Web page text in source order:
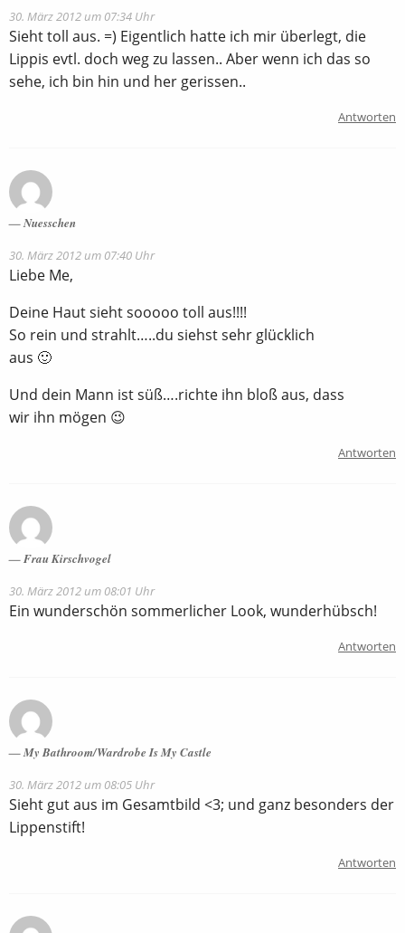
30. März 2012 um 07:34 Uhr
Sieht toll aus. =) Eigentlich hatte ich mir überlegt, die
Lippis evtl. doch weg zu lassen.. Aber wenn ich das so
sehe, ich bin hin und her gerissen..
Antworten
Nuesschen
30. März 2012 um 07:40 Uhr
Liebe Me,
Deine Haut sieht sooooo toll aus!!!!
So rein und strahlt…..du siehst sehr glücklich
aus 🙂
Und dein Mann ist süß….richte ihn bloß aus, dass
wir ihn mögen 😉
Antworten
Frau Kirschvogel
30. März 2012 um 08:01 Uhr
Ein wunderschön sommerlicher Look, wunderhübsch!
Antworten
My Bathroom/Wardrobe Is My Castle
30. März 2012 um 08:05 Uhr
Sieht gut aus im Gesamtbild <3; und ganz besonders der
Lippenstift!
Antworten